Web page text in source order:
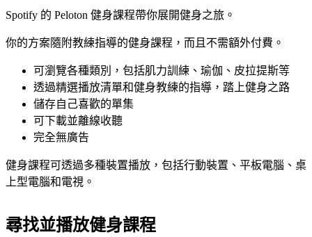
Spotify 的 Peloton 健身課程帶你展開健身之旅。
你的方案隨附教練指導的健身課程，而且不需額外付費。
可瀏覽各種類別，包括肌力訓練、瑜伽、皮拉提斯等
透過精選播放清單和健身教練的指導，踏上健身之路
儲存自己喜歡的單集
可下載並離線收聽
完全無廣告
健身課程可透過多種裝置播放，包括行動裝置、平板電腦、桌
上型電腦和電視。
尋找並播放健身課程